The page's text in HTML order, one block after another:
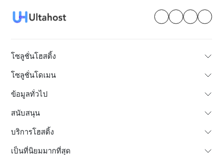
โซลูชั่นโฮสติ้ง
โซลูชั่นโดเมน
ข้อมูลทั่วไป
สนับสนุน
บริการโฮสติ้ง
เป็นที่นิยมมากที่สุด